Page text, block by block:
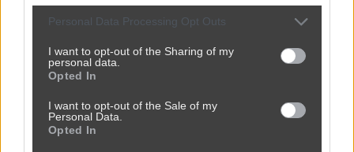
Personal Data Processing Opt Outs
I want to opt-out of the Sharing of my
personal data.
Opted In
I want to opt-out of the Sale of my
Personal Data.
Opted In